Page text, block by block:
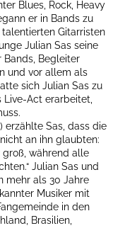
Blues, Rock, Heavy
er in Bands zu
Gitarristen
Julian Sas seine
Bands, Begleiter
und vor allem als
sich Julian Sas zu
Live-Act erarbeitet,
erzählte Sas, dass die
an ihn glaubten:
groß, während alle
Julian Sas und
mehr als 30 Jahre
Musiker mit
in den
Brasilien,